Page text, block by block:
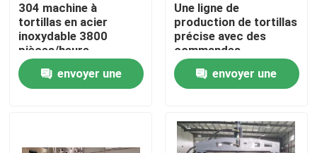
Maison
Produits
304 machine à
tortillas en acier
inoxydable 3800
pièces/heure
19233mm*1658mm*1863mm
envoyer une
Une ligne de
production de tortillas
précise avec des
commandes
automatisées et une
grande capacité
envoyer une